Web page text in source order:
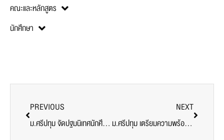
คณะและหลักสูตร
นักศึกษา
PREVIOUS
ม.ศรีปทุม จัดปฐมนิเทศนักศึกษาใหม่ ป.ตรี’62 รอบ 2
NEXT
ม.ศรีปทุม เตรียมความพร้อมสู่โลกการทำงาน นศ.สหกิจศึกษา รุ่นที่ 34